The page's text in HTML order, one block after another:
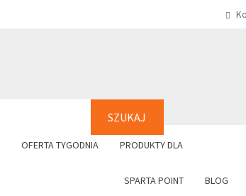
SZUKAJ
OFERTA TYGODNIA PRODUKTY DLA
SPARTA POINT BLOG
+48 61